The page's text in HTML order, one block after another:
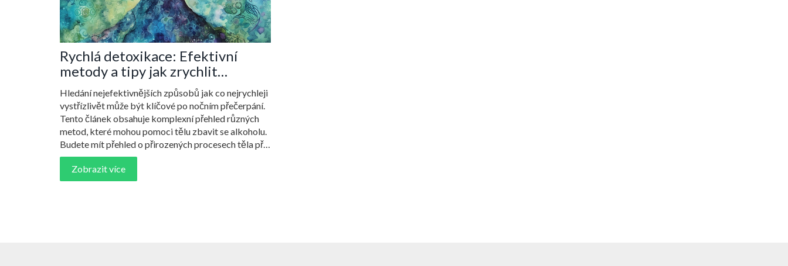
Rychlá detoxikace: Efektivní
metody a tipy jak zrychlit
střízlivění
Hledání nejefektivnějších způsobů jak co nejrychleji
vystřízlivět může být klíčové po nočním přečerpání.
Tento článek obsahuje komplexní přehled různých
metod, které mohou pomoci tělu zbavit se alkoholu.
Budete mít přehled o přirozených procesech těla při
střízlivění, o různých typech potravin a nápojů, které
podporují rychlejší detoxikaci, a také o doporučení
pro zodpovědné pití.
Zobrazit více